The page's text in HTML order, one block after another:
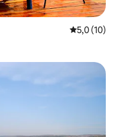
Nilai rata-
5,0 (10)